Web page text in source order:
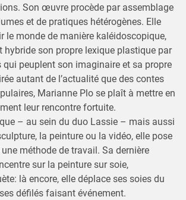
Son œuvre procède par assemblage
et de pratiques hétérogènes. Elle
le monde de manière kaléidoscopique,
hybride son propre lexique plastique par
peuplent son imaginaire et sa propre
autant de l’actualité que des contes
Marianne Plo se plaît à mettre en
leur rencontre fortuite.
– au sein du duo Lassie – mais aussi
la peinture ou la vidéo, elle pose
une méthode de travail. Sa dernière
sur la peinture sur soie,
là encore, elle déplace ses soies du
défilés faisant événement.